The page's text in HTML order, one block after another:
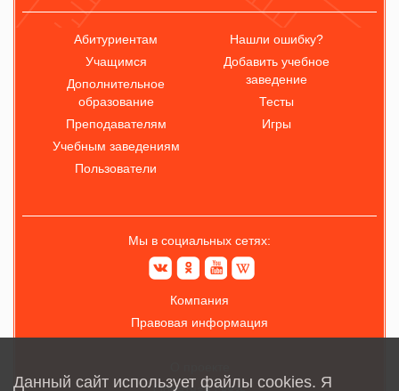
Абитуриентам
Учащимся
Дополнительное
образование
Преподавателям
Учебным заведениям
Пользователи
Нашли ошибку?
Добавить учебное
заведение
Тесты
Игры
Мы в социальных сетях:
Компания
Правовая информация
Данный сайт использует файлы cookies. Я